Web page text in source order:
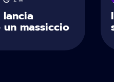
lancia
massiccio